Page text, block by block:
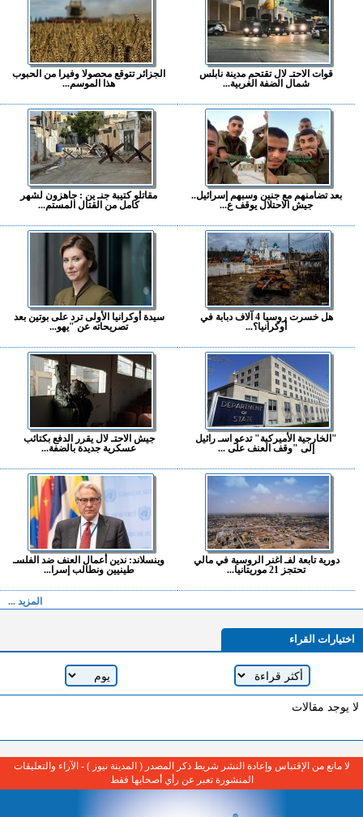
قوات الاحتـ لال تقتحم مدينة نابلس
شمال الضفة الغربية...
الجزائر تتوقع محصولا وفيرا من الحبوب
هذا الموسم...
بعد تضامنهم مع جنين وسبهم إسرائيل..
جيش الاحتلال يوقف ع...
مقاتلو كتيبة جنـ ين : جاهزون لشهر
كامل من القتال المستم...
هل خسرت روسيا 4 آلاف دبابة في
أوكرانيا؟...
سيدة أوكرانيا الأولى ترد على بوتين بعد
تصريحاته عن "يهو...
"الخارجية الأميركية" تدعو اسـ رائيل
إلى "وقف العنف على ...
جيش الاحتـ لال يقرر الدفع بكتائب
عسكرية جديدة بالضفة...
دورية تابعة لفـ اغنر الروسية في مالي
تحتجز 21 موريتانيا...
وينسلاند: ندين أعمال العنف ضد الفلسـ
طينيين ونطالب إسرا...
المزيد ...
اختيارات القراء
لا يوجد مقالات
لا مانع من الإقتباس وإعادة النشر شريط ذكر المصدر ( المدينة نيوز ) - الآراء والتعليقات
المنشورة تعبر عن رأي أصحابها فقط